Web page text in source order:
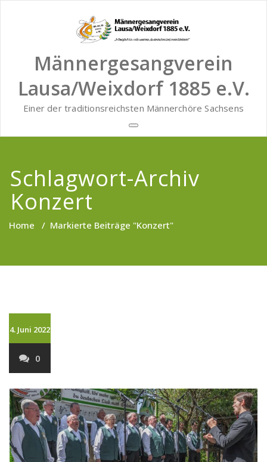
Männergesangverein
Lausa/Weixdorf 1885 e.V.
Einer der traditionsreichsten Männerchöre Sachsens
Schlagwort-Archiv
Konzert
Home / Markierte Beiträge "Konzert"
4. Juni 2022
0